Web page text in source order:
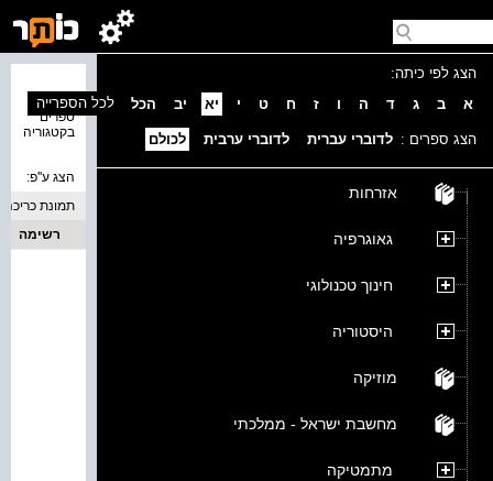
הצג לפי כיתה:
א
ב ג ד ה ו ז ח ט י יא יב הכל
הצג ספרים : לדוברי עברית לדוברי ערבית לכולם
אזרחות
גאוגרפיה
חינוך טכנולוגי
היסטוריה
מוזיקה
מחשבת ישראל - ממלכתי
מתמטיקה
ספרים
בקטגוריה
לכל הספרייה
הצג ע''פ:
תמונת כריכה
רשימה